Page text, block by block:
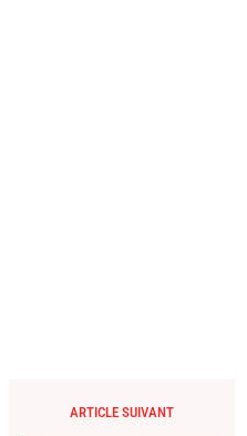
ARTICLE SUIVANT